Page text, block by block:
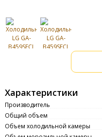
Характеристики
Производитель
Общий объем
Объем холодильной камеры